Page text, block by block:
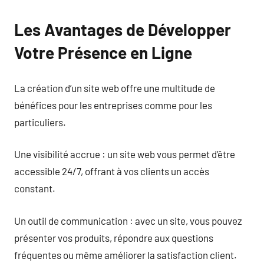
Les Avantages de Développer
Votre Présence en Ligne
La création d’un site web offre une multitude de
bénéfices pour les entreprises comme pour les
particuliers.
Une visibilité accrue : un site web vous permet d’être
accessible 24/7, offrant à vos clients un accès
constant.
Un outil de communication : avec un site, vous pouvez
présenter vos produits, répondre aux questions
fréquentes ou même améliorer la satisfaction client.